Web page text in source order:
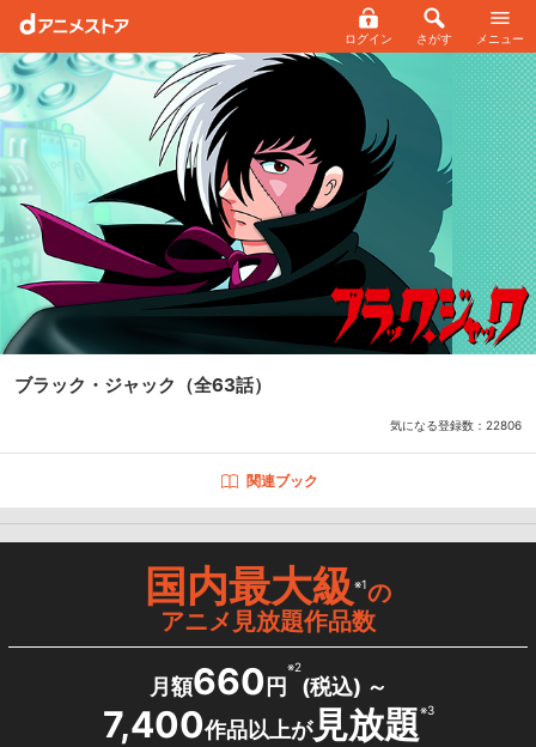
ログイン さがす メニュー
ブラック・ジャック （全63話）
気になる登録数： 22806
関連ブック
国内最大級※1の
アニメ見放題作品数
月額660 円
※2
(税込) ～
7,400作品以上が見放題※3